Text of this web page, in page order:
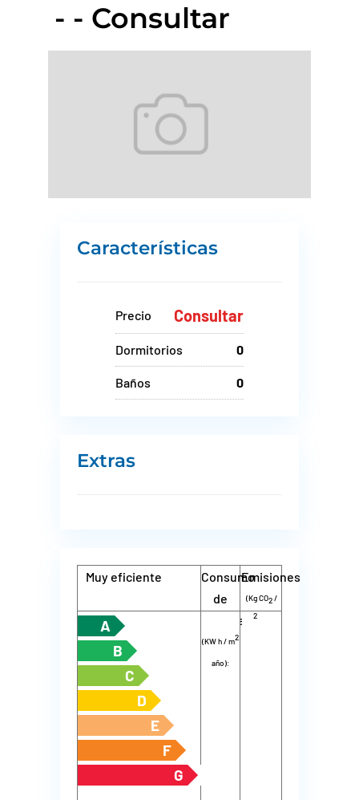
- - Consultar
Características
Precio Consultar
Dormitorios 0
Baños 0
Extras
Muy eficiente
Consumo
de
energía
(KW h / m2
año):
Emisiones
(Kg CO2/
2año):
A
B
C
D
E
F
G